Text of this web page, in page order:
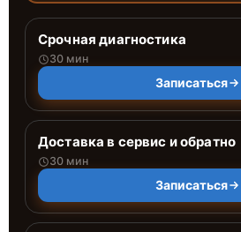
Срочная диагностика
30 мин
Записаться
Доставка в сервис и обратно
30 мин
Записаться